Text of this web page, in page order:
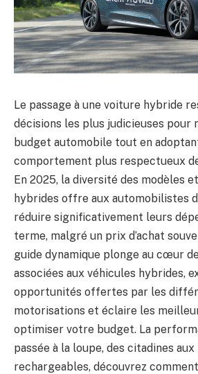
Le passage à une voiture hybride
décisions les plus judicieuses pour
budget automobile tout en
comportement plus respectueux
En 2025, la diversité des modèles
hybrides offre aux automobilistes
réduire significativement leurs
terme, malgré un prix d’achat
guide dynamique plonge au cœur
associées aux véhicules hybrides,
opportunités offertes par les
motorisations et éclaire les
optimiser votre budget. La
passée à la loupe, des citadines
rechargeables, découvrez